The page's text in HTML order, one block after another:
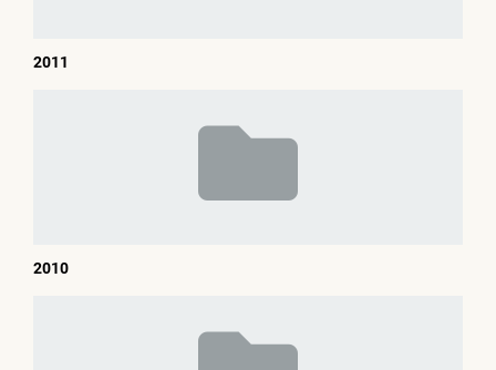
2011
2010